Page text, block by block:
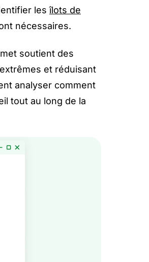
lesîlots de
nécessaires.
soutient des
et réduisant
analyser comment
tout au long de la